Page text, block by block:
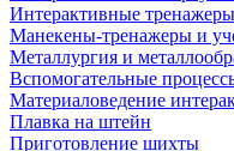
Интерактивные
Манекены-тренажеры и
Металлургия и
Вспомогательные
Материаловедение
Плавка на штейн
Приготовление шихты